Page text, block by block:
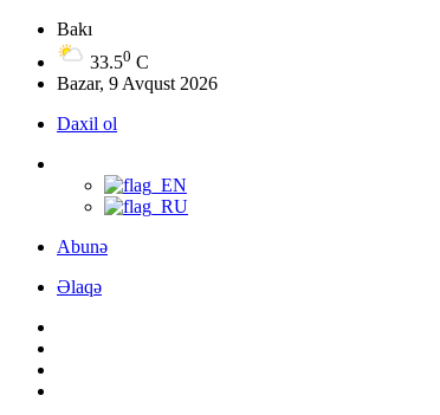
Bakı
33.50 C
Bazar, 9 Avqust 2026
Daxil ol
Abunə
Əlaqə